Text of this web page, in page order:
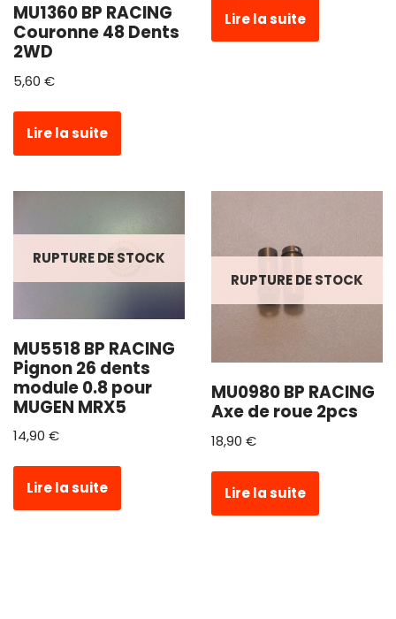
MU1360 BP RACING
Couronne 48 Dents
2WD
5,60 €
Lire la suite
Lire la suite
RUPTURE DE STOCK
MU5518 BP RACING
Pignon 26 dents
module 0.8 pour
MUGEN MRX5
14,90 €
Lire la suite
RUPTURE DE STOCK
MU0980 BP RACING
Axe de roue 2pcs
18,90 €
Lire la suite